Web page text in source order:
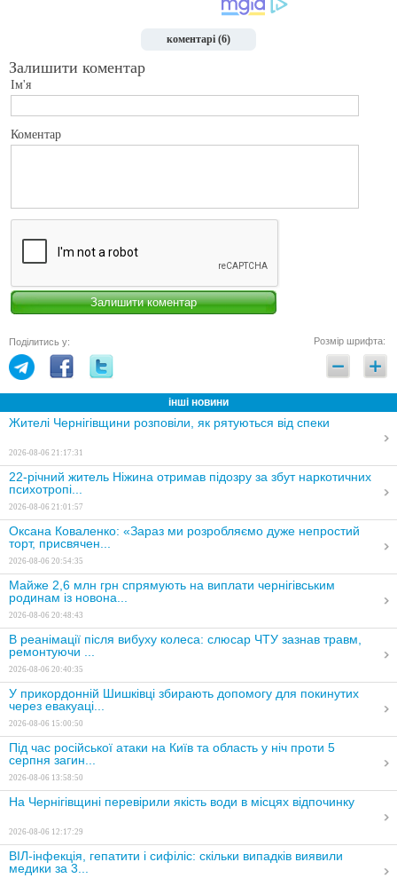
коментарі (6)
Залишити коментар
Ім'я
Коментар
Поділитись у: Розмір шрифта:
інші новини
Жителі Чернігівщини розповіли, як рятуються від спеки
2026-08-06 21:17:31
22-річний житель Ніжина отримав підозру за збут наркотичних
психотропі...
2026-08-06 21:01:57
Оксана Коваленко: «Зараз ми розробляємо дуже непростий
торт, присвячен...
2026-08-06 20:54:35
Майже 2,6 млн грн спрямують на виплати чернігівським
родинам із новона...
2026-08-06 20:48:43
В реанімації після вибуху колеса: слюсар ЧТУ зазнав травм,
ремонтуючи ...
2026-08-06 20:40:35
У прикордонній Шишківці збирають допомогу для покинутих
через евакуаці...
2026-08-06 15:00:50
Під час російської атаки на Київ та область у ніч проти 5
серпня загин...
2026-08-06 13:58:50
На Чернігівщині перевірили якість води в місцях відпочинку
2026-08-06 12:17:29
ВІЛ-інфекція, гепатити і сифіліс: скільки випадків виявили
медики за 3...